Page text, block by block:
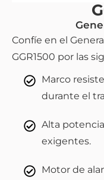
Confíe en el
GGR1500 por las
Marco
durante el
Alta
exigentes.
Motor de